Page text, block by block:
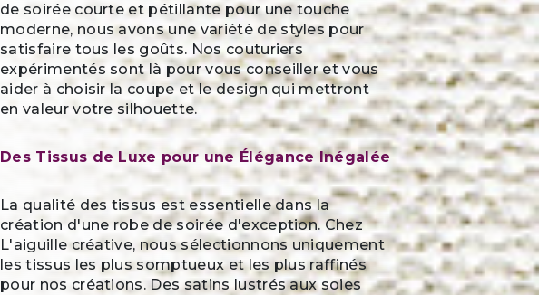
de soirée courte et pétillante pour une touche
moderne, nous avons une variété de styles pour
satisfaire tous les goûts. Nos couturiers
expérimentés sont là pour vous conseiller et vous
aider à choisir la coupe et le design qui mettront
en valeur votre silhouette.
Des Tissus de Luxe pour une Élégance Inégalée
La qualité des tissus est essentielle dans la
création d'une robe de soirée d'exception. Chez
L'aiguille créative, nous sélectionnons uniquement
les tissus les plus somptueux et les plus raffinés
pour nos créations. Des satins lustrés aux soies